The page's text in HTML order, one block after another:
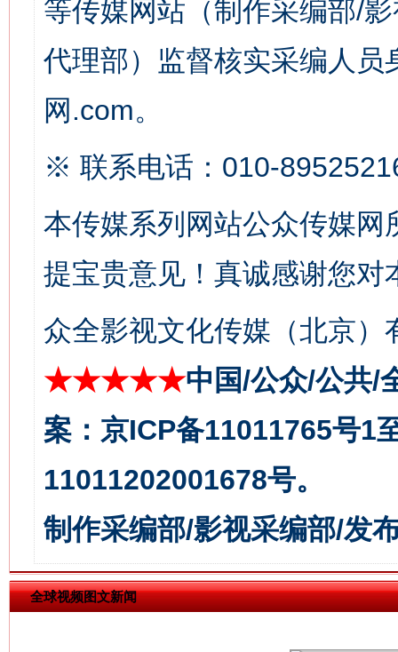
等传媒网站（制作采编部/
代理部）监督核实采编人员
网.com。
※ 联系电话：010-
本传媒系列网站公众传媒
提宝贵意见！真诚感谢您
众全影视文化传媒（北京）
★★★★★中国/公众/公共/
案：京ICP备11011765号1
11011202001678号。
制作采编部/影视采编部/发
全球视频图文新闻
这是一记警钟！
在谋一域中谋全局
习近平的博鳌关键词
魏明亮